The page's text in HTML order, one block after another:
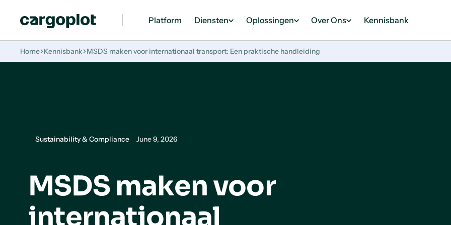
Platform Diensten Oplossingen Over Ons Kennisbank
Home Kennisbank MSDS maken voor internationaal transport: Een praktische handleiding
Sustainability & Compliance June 9, 2026
MSDS maken voor
internationaal